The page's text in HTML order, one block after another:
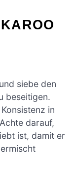
siebe den
beseitigen.
in
darauf,
ist, damit er